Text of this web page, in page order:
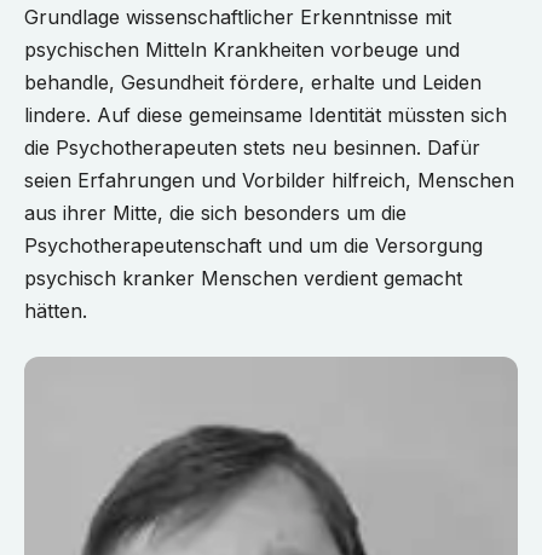
Grundlage wissenschaftlicher Erkenntnisse mit
psychischen Mitteln Krankheiten vorbeuge und
behandle, Gesundheit fördere, erhalte und Leiden
lindere. Auf diese gemeinsame Identität müssten sich
die Psychotherapeuten stets neu besinnen. Dafür
seien Erfahrungen und Vorbilder hilfreich, Menschen
aus ihrer Mitte, die sich besonders um die
Psychotherapeutenschaft und um die Versorgung
psychisch kranker Menschen verdient gemacht
hätten.